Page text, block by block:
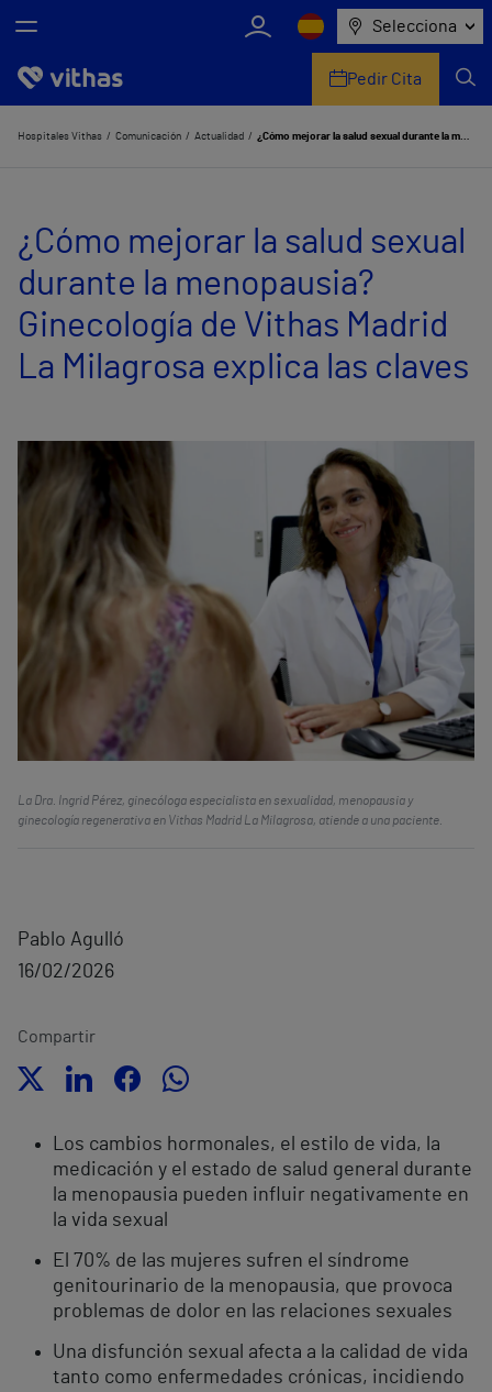
Selecciona
Nosotros
Servicios de salud
Equipo médico y asistencial
Pedir Cita
Hospitales Vithas Comunicación Actualidad ¿Cómo mejorar la salud sexual durante la menopausia? Ginecología de Vithas Madrid La Milagrosa explica las claves
¿Cómo mejorar la salud sexual
durante la menopausia?
Ginecología de Vithas Madrid
La Milagrosa explica las claves
La Dra. Ingrid Pérez, ginecóloga especialista en sexualidad, menopausia y
ginecología regenerativa en Vithas Madrid La Milagrosa, atiende a una paciente.
Pablo Agulló
16/02/2026
Compartir
Los cambios hormonales, el estilo de vida, la
medicación y el estado de salud general durante
la menopausia pueden influir negativamente en
la vida sexual
El 70% de las mujeres sufren el síndrome
genitourinario de la menopausia, que provoca
problemas de dolor en las relaciones sexuales
Una disfunción sexual afecta a la calidad de vida
tanto como enfermedades crónicas, incidiendo